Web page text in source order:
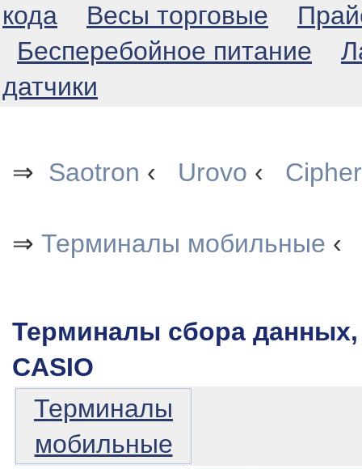
кода
Весы торговые
Бесперебойное питание
датчики
⇒ Saotron ‹ Urovo ‹ Cipher
⇒ Терминалы мобильные ‹
Терминалы сбора
CASIO
Терминалы
мобильные